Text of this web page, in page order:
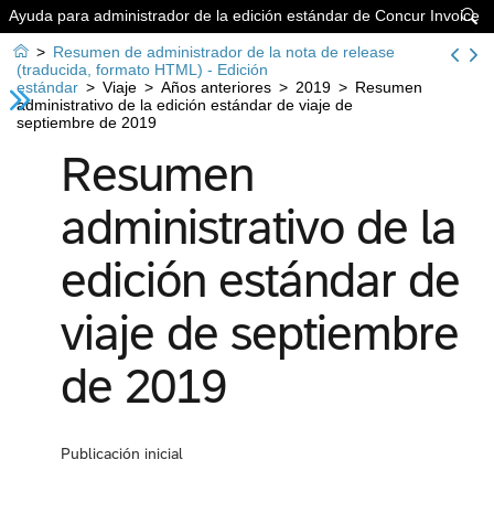

Ayuda para administrador de la edición estándar de Concur Invoice
 > Resumen de administrador de la nota de release
(traducida, formato HTML) - Edición
estándar > Viaje > Años anteriores > 2019 > Resumen
administrativo de la edición estándar de viaje de
septiembre de 2019
Resumen
administrativo de la
edición estándar de
viaje de septiembre
de 2019
Publicación inicial